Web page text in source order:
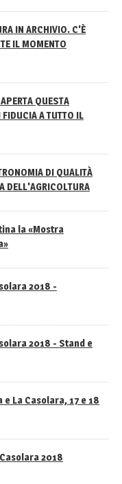
IN ARCHIVIO. C'È
IL MOMENTO
QUESTA
A TUTTO IL
DI QUALITÀ
DELL'AGRICOLTURA
la «Mostra
2018 -
2018 - Stand e
La Casolara, 17 e 18
2018